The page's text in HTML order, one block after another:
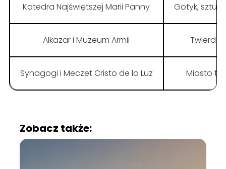
Katedra Najświętszej Marii Panny Gotyk,
Alkazar i Muzeum Armii
Synagogi i Meczet Cristo de la Luz Miasto
Zobacz także: